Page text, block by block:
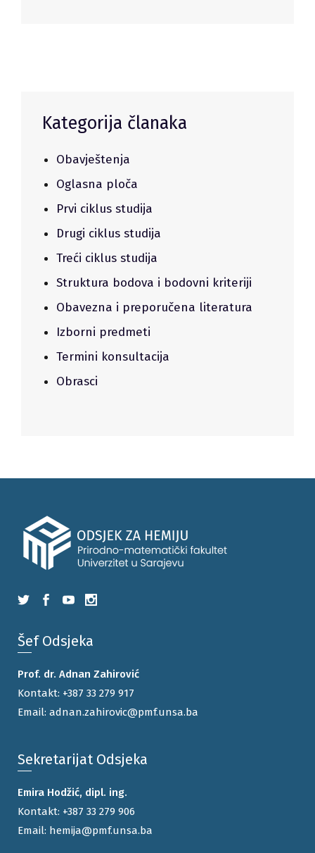
Kategorija članaka
Obavještenja
Oglasna ploča
Prvi ciklus studija
Drugi ciklus studija
Treći ciklus studija
Struktura bodova i bodovni kriteriji
Obavezna i preporučena literatura
Izborni predmeti
Termini konsultacija
Obrasci
Šef Odsjeka
Prof. dr. Adnan Zahirović
Kontakt: +387 33 279 917
Email: adnan.zahirovic@pmf.unsa.ba
Sekretarijat Odsjeka
Emira Hodžić, dipl. ing.
Kontakt: +387 33 279 906
Email: hemija@pmf.unsa.ba